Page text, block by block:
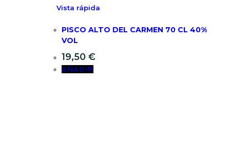
Vista rápida
PISCO ALTO DEL CARMEN 70 CL 40%
VOL
19,50 €
AÑADIR